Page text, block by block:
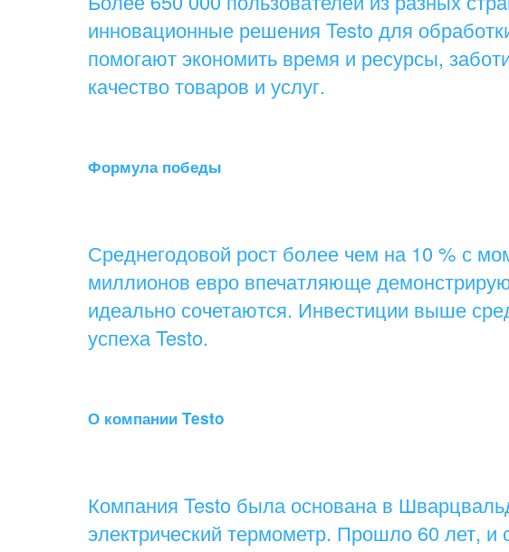
инновационные решения Testo для
помогают экономить время и ресурсы,
качество товаров и услуг.
Формула победы
Среднегодовой рост более чем на 10 % с
миллионов евро впечатляюще
идеально сочетаются. Инвестиции выше
успеха Testo.
О компании Testo
Компания Testo была основана в
электрический термометр. Прошло 60 лет,